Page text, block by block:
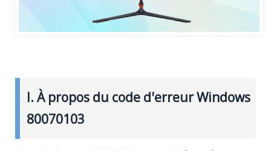
I. À propos du code d'erreur Windows
80070103